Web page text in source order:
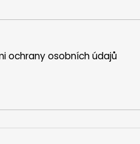
ochrany osobních údajů